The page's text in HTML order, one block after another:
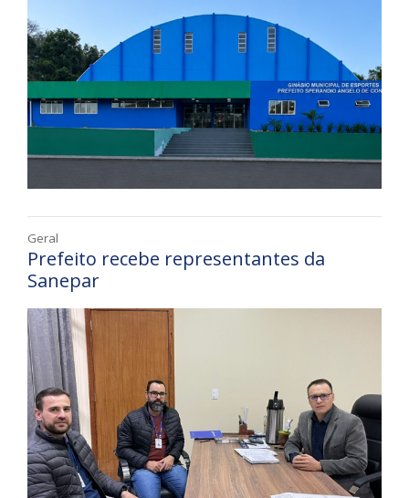
Geral
Prefeito recebe representantes da
Sanepar